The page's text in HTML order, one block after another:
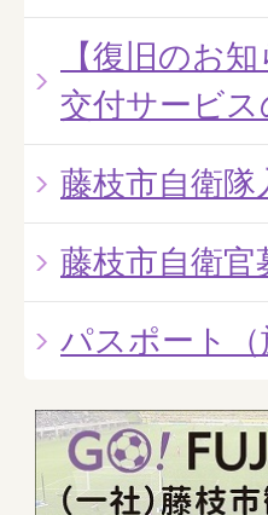
【復旧のお
交付サービ
藤枝市自衛
藤枝市自衛
パスポート